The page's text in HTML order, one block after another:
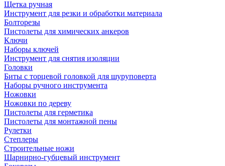
Щетка ручная
Инструмент для резки и обработки материала
Болторезы
Пистолеты для химических анкеров
Ключи
Наборы ключей
Инструмент для снятия изоляции
Головки
Биты с торцевой головкой для шуруповерта
Наборы ручного инструмента
Ножовки
Ножовки по дереву
Пистолеты для герметика
Пистолеты для монтажной пены
Рулетки
Степлеры
Строительные ножи
Шарнирно-губцевый инструмент